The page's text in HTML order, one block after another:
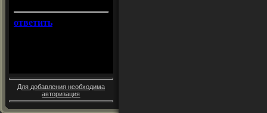
Для добавления необходима
авторизация